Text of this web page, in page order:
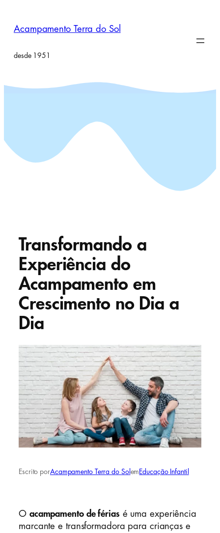
Acampamento Terra do Sol
desde 1951
Transformando a
Experiência do
Acampamento em
Crescimento no Dia a
Dia
Escrito porAcampamento Terra do Sol em Educação Infantil
O acampamento de férias é uma experiência
marcante e transformadora para crianças e